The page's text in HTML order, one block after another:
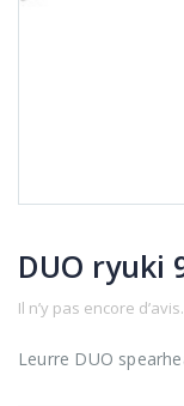
DUO ryuki
Il n’y pas encore d’avis.
Leurre DUO